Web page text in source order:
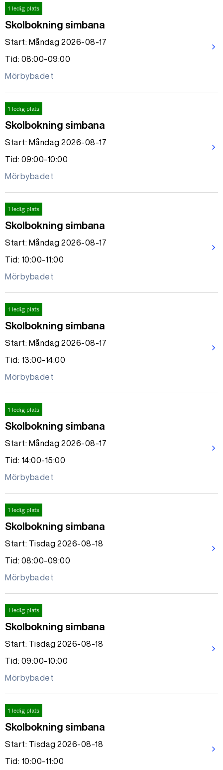
1 ledig plats
Skolbokning simbana
Start: Måndag 2026-08-17
Tid: 08:00-09:00
Mörbybadet
arrow_forward_ios
1 ledig plats
Skolbokning simbana
Start: Måndag 2026-08-17
Tid: 09:00-10:00
Mörbybadet
arrow_forward_ios
1 ledig plats
Skolbokning simbana
Start: Måndag 2026-08-17
Tid: 10:00-11:00
Mörbybadet
arrow_forward_ios
1 ledig plats
Skolbokning simbana
Start: Måndag 2026-08-17
Tid: 13:00-14:00
Mörbybadet
arrow_forward_ios
1 ledig plats
Skolbokning simbana
Start: Måndag 2026-08-17
Tid: 14:00-15:00
Mörbybadet
arrow_forward_ios
1 ledig plats
Skolbokning simbana
Start: Tisdag 2026-08-18
Tid: 08:00-09:00
Mörbybadet
arrow_forward_ios
1 ledig plats
Skolbokning simbana
Start: Tisdag 2026-08-18
Tid: 09:00-10:00
Mörbybadet
arrow_forward_ios
1 ledig plats
Skolbokning simbana
Start: Tisdag 2026-08-18
Tid: 10:00-11:00
arrow_forward_ios